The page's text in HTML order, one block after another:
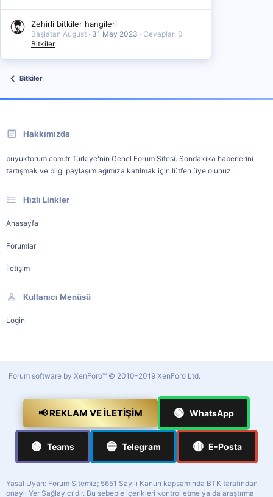
Zehirli bitkiler hangileri
Başlatan August 31 May 2023
Cevaplar: 0
Bitkiler
Bitkiler
Hakkımızda
buyukforum.com.tr Türkiye'nin Genel Forum Sitesi. Sondakika haberlerini
tartışmak ve bilgi paylaşım ağımıza katılmak için lütfen üye olunuz.
Hızlı Linkler
Anasayfa
Forumlar
İletişim
Kullanıcı Menüsü
Login
Forum software by XenForo™ © 2010-2019 XenForo Ltd.
📢 REKLAM VE İLETIŞIM 🟢 WhatsApp
🟣 Teams 🔵 Telegram 🔴 E-Posta
Yasal Uyarı: Forum Sitemiz; 5651 Sayılı Kanun kapsamında BTK tarafından
onaylı Yer Sağlayıcı'dır. Bu sebeple içerikleri kontrol etme ya da araştırma